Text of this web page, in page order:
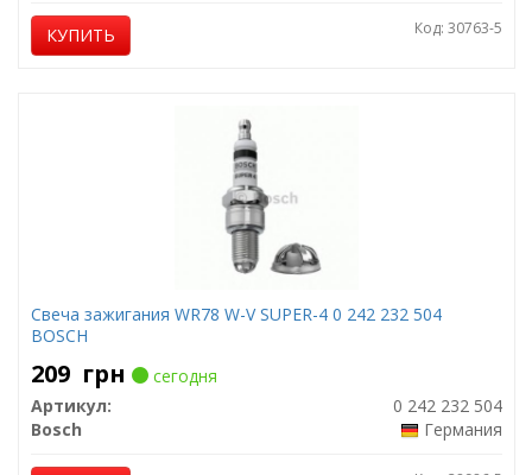
КУПИТЬ Код: 30763-5
Свеча зажигания WR78 W-V SUPER-4 0 242 232 504
BOSCH
209 грн
сегодня
Артикул:
0 242 232 504
Bosch
Германия